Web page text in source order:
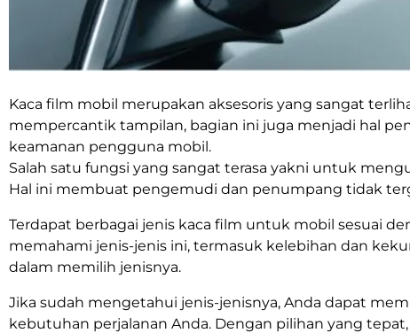
Kaca film mobil merupakan aksesoris yang sangat
mempercantik tampilan, bagian ini juga menjadi hal
keamanan pengguna mobil.
Salah satu fungsi yang sangat terasa yakni untuk
Hal ini membuat pengemudi dan penumpang tidak
Terdapat berbagai jenis kaca film untuk mobil sesuai
memahami jenis-jenis ini, termasuk kelebihan dan
dalam memilih jenisnya.
Jika sudah mengetahui jenis-jenisnya, Anda dapat
kebutuhan perjalanan Anda. Dengan pilihan yang